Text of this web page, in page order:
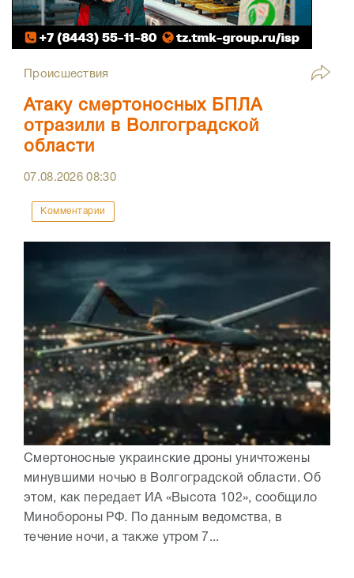
Происшествия
Атаку смертоносных БПЛА
отразили в Волгоградской
области
07.08.202608:30
Комментарии
Смертоносные украинские дроны уничтожены
минувшими ночью в Волгоградской области. Об
этом, как передает ИА «Высота 102», сообщило
Минобороны РФ. По данным ведомства, в
течение ночи, а также утром 7...